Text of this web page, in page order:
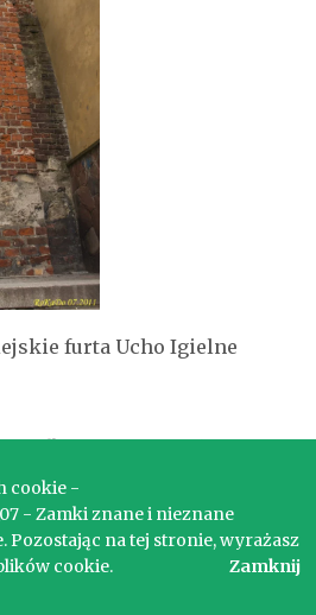
furta Ucho Igielne
prawa zastrzeżone.
cookie -
- Zamki znane i nieznane
Pozostając na tej stronie, wyrażasz
cookie.
Zamknij